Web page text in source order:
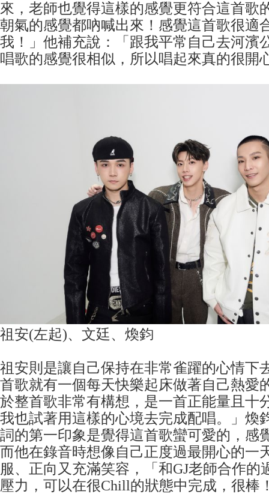
來，老師也覺得這樣的感覺更符合這首歌
朝氣的感覺都吶喊出來！感覺這首歌很適
我！」他補充說：「跟我平常自己去河濱
唱歌的感覺很相似，所以唱起來真的很開
祖安(左起)、文廷、煥鈞
祖安則是讓自己保持在非常雀躍的心情下
首歌就有一個每天快樂起床做著自己熱愛
於整首歌非常有構想，是一首正能量且十
我也試著用這樣的心境去完成配唱。」煥
詞的第一印象是覺得這首歌蠻可愛的，感
而他在錄音時想像自己正度過最開心的一
服、正向又充滿笑容，「和GJ老師合作的
壓力，可以在很Chill的狀態中完成，很棒